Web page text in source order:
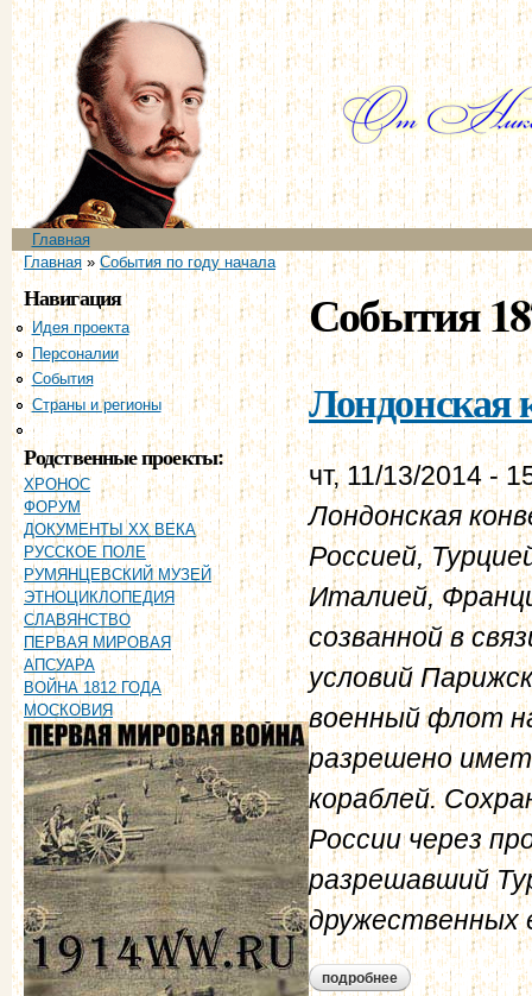
Главное меню
Главная
Вы здесь
Главная» События по году начала
Навигация
Идея проекта
Персоналии
События
Страны и регионы
Хронология
Родственные проекты:
ХРОНОС
ФОРУМ
ДОКУМЕНТЫ XX ВЕКА
РУССКОЕ ПОЛЕ
РУМЯНЦЕВСКИЙ МУЗЕЙ
ЭТНОЦИКЛОПЕДИЯ
СЛАВЯНСТВО
ПЕРВАЯ МИРОВАЯ
АПСУАРА
ВОЙНА 1812 ГОДА
МОСКОВИЯ
События
Лондонская
чт, 11/13/2014 -
Лондонская
Россией,
Италией,
созванной в
условий
военный флот
разрешено
кораблей.
России через
разрешавший
дружественных
подробнее о лондонская